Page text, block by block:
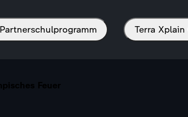
Terra
Feuer